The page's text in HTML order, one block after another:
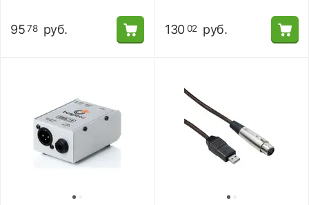
9578 руб. 130 02 руб.